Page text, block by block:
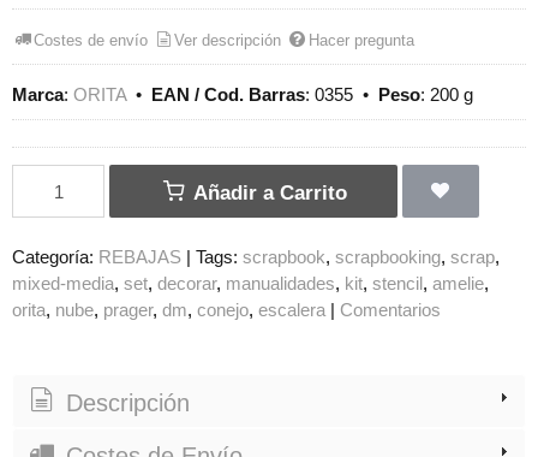
Costes de envío Ver descripción Hacer pregunta
Marca: ORITA• EAN / Cod. Barras: 0355 • Peso: 200 g
Añadir a Carrito
Categoría: REBAJAS | Tags: scrapbook scrapbooking scrap
mixed-media set decorar manualidades kit stencil amelie
orita nube prager dm conejo escalera | Comentarios
Descripción